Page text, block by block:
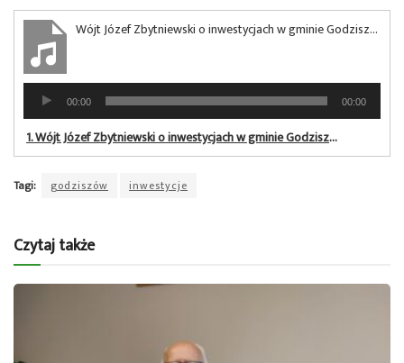
Wójt Józef Zbytniewski o inwestycjach w gminie Godziszów
Odtwarzacz
plików
dźwiękowych
00:00 00:00
1.Wójt Józef Zbytniewski o inwestycjach w gminie Godziszów
Tagi: godziszów inwestycje
Czytaj także